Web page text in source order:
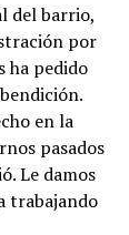
del barrio,
por
ha pedido
en la
pasados
Le damos
trabajando